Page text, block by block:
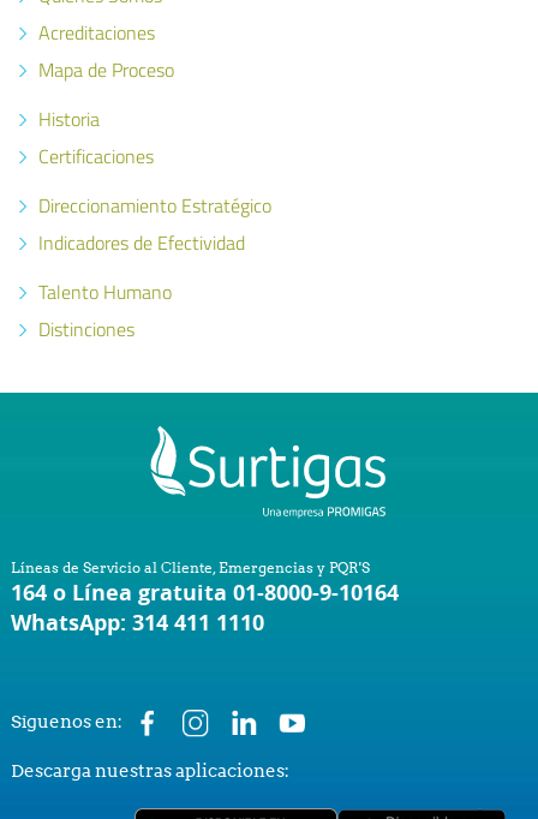
Acreditaciones
Mapa de Proceso
Historia
Certificaciones
Direccionamiento Estratégico
Indicadores de Efectividad
Talento Humano
Distinciones
Líneas de Servicio al Cliente, Emergencias y PQR'S
164 o Línea gratuita 01-8000-9-10164
WhatsApp: 314 411 1110
Síguenos en:
Descarga nuestras aplicaciones: